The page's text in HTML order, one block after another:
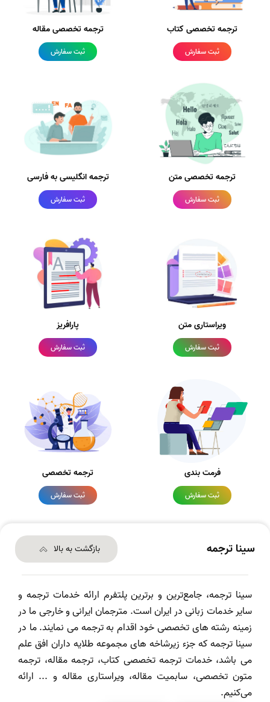
ترجمه تخصصی کتاب
ثبت سفارش
ترجمه تخصصی مقاله
ثبت سفارش
ترجمه تخصصی متن
ثبت سفارش
ترجمه انگلیسی به فارسی
ثبت سفارش
ویراستاری متن
ثبت سفارش
پارافریز
ثبت سفارش
فرمت بندی
ثبت سفارش
ترجمه تخصصی
ثبت سفارش
سینا ترجمه بازگشت به بالا
سینا ترجمه، جامع‌ترین و برترین پلتفرم ارائه خدمات ترجمه و
سایر خدمات زبانی در ایران است. مترجمان ایرانی و خارجی ما در
زمینه رشته های تخصصی خود اقدام به ترجمه می نمایند. ما در
سینا ترجمه که جزء زیرشاخه های مجموعه طلایه داران افق علم
می باشد، خدمات ترجمه تخصصی کتاب، ترجمه مقاله، ترجمه
متون تخصصی، سابمیت مقاله، ویراستاری مقاله و ... ارائه
می‌کنیم.